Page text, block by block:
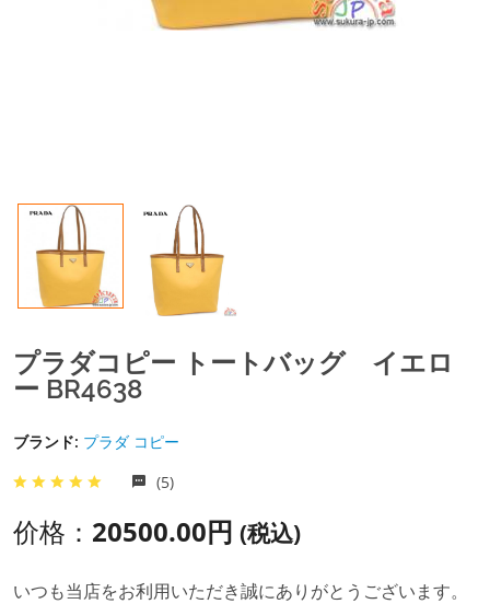
プラダコピー トートバッグ イエロ
ー BR4638
ブランド: プラダ コピー
(5)
价格： 20500.00円 (税込)
いつも当店をお利用いただき誠にありがとうございます。